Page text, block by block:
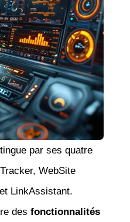
par ses quatre
WebSite
LinkAssistant.
des fonctionnalités